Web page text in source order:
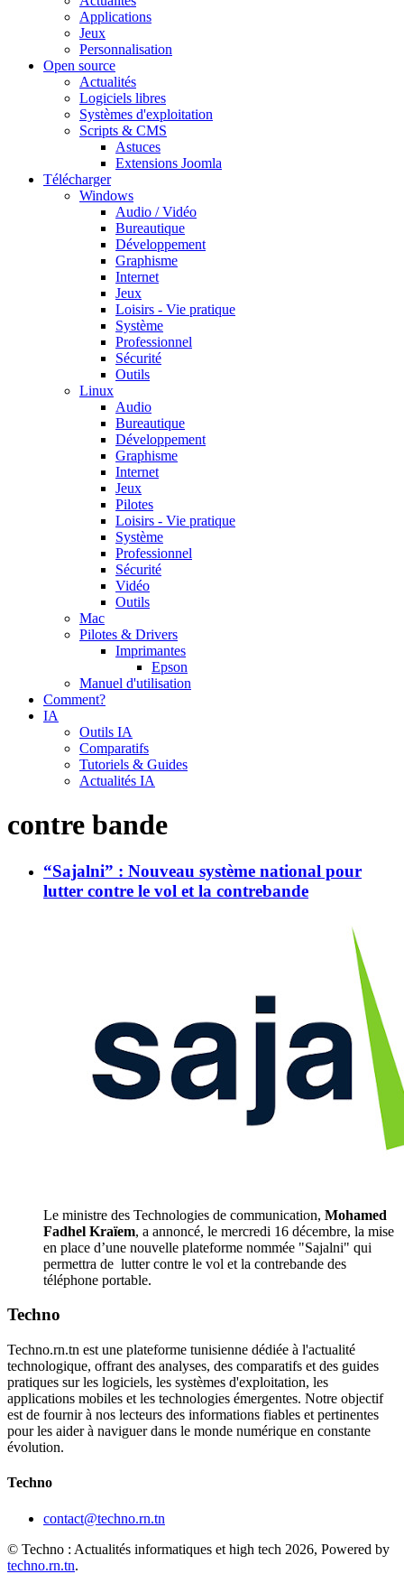
Applications
Jeux
Personnalisation
Open source
Actualités
Logiciels libres
Systèmes d'exploitation
Scripts & CMS
Astuces
Extensions Joomla
Télécharger
Windows
Audio / Vidéo
Bureautique
Développement
Graphisme
Internet
Jeux
Loisirs - Vie pratique
Système
Professionnel
Sécurité
Outils
Linux
Audio
Bureautique
Développement
Graphisme
Internet
Jeux
Pilotes
Loisirs - Vie pratique
Système
Professionnel
Sécurité
Vidéo
Outils
Mac
Pilotes & Drivers
Imprimantes
Epson
Manuel d'utilisation
Comment?
IA
Outils IA
Comparatifs
Tutoriels & Guides
Actualités IA
contre bande
“Sajalni” : Nouveau système national pour
lutter contre le vol et la contrebande
Le ministre des Technologies de communication, Mohamed
Fadhel Kraïem, a annoncé, le mercredi 16 décembre, la mise
en place d’une nouvelle plateforme nommée "Sajalni" qui
permettra de lutter contre le vol et la contrebande des
téléphone portable.
Techno
Techno.rn.tn est une plateforme tunisienne dédiée à l'actualité
technologique, offrant des analyses, des comparatifs et des guides
pratiques sur les logiciels, les systèmes d'exploitation, les
applications mobiles et les technologies émergentes. Notre objectif
est de fournir à nos lecteurs des informations fiables et pertinentes
pour les aider à naviguer dans le monde numérique en constante
évolution.
Techno
contact@techno.rn.tn
© Techno : Actualités informatiques et high tech 2026, Powered by
techno.rn.tn.